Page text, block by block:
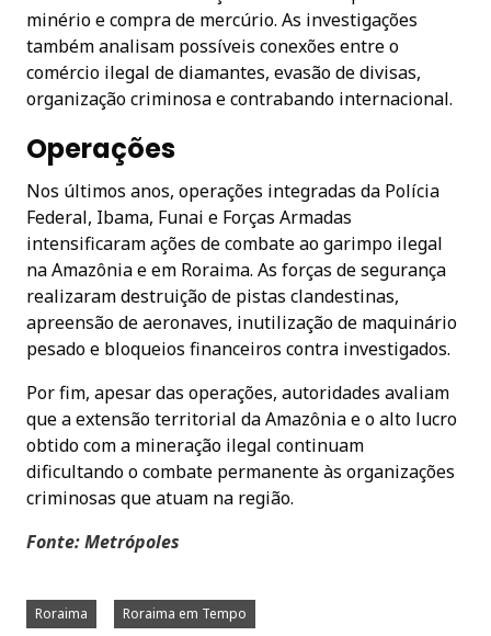
minério e compra de mercúrio. As investigações
também analisam possíveis conexões entre o
comércio ilegal de diamantes, evasão de divisas,
organização criminosa e contrabando internacional.
Operações
Nos últimos anos, operações integradas da Polícia
Federal, Ibama, Funai e Forças Armadas
intensificaram ações de combate ao garimpo ilegal
na Amazônia e em Roraima. As forças de segurança
realizaram destruição de pistas clandestinas,
apreensão de aeronaves, inutilização de maquinário
pesado e bloqueios financeiros contra investigados.
Por fim, apesar das operações, autoridades avaliam
que a extensão territorial da Amazônia e o alto lucro
obtido com a mineração ilegal continuam
dificultando o combate permanente às organizações
criminosas que atuam na região.
Fonte: Metrópoles
Roraima Roraima em Tempo